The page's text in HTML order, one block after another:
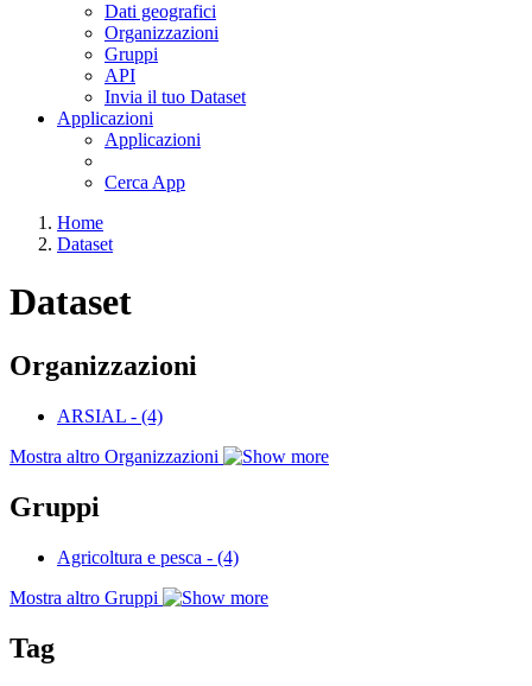
Dati geografici
Organizzazioni
Gruppi
API
Invia il tuo Dataset
Applicazioni
Applicazioni
Cerca App
Home
Dataset
Dataset
Organizzazioni
ARSIAL - (4)
Mostra altro Organizzazioni
Gruppi
Agricoltura e pesca - (4)
Mostra altro Gruppi
Tag